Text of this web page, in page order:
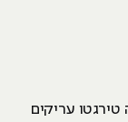
טירגטו עריקים